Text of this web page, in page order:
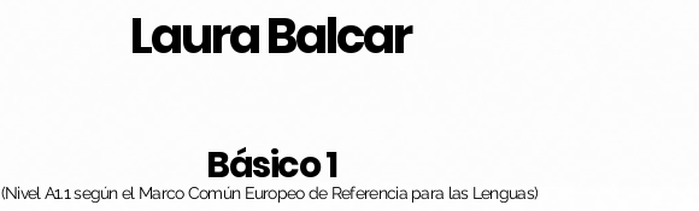
Laura Balcar
Básico 1
(Nivel A1.1 según el Marco Común Europeo de Referencia para las Lenguas)